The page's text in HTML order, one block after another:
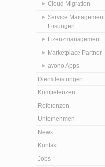
Cloud Migration
Service Management
Lösungen
Lizenzmanagement
Marketplace Partner
avono Apps
Dienstleistungen
Kompetenzen
Referenzen
Unternehmen
News
Kontakt
Jobs